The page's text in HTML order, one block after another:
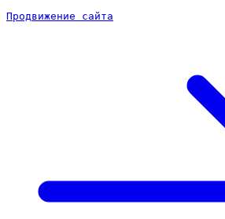
Продвижение сайта